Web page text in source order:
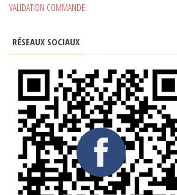
VALIDATION COMMANDE
RÉSEAUX SOCIAUX